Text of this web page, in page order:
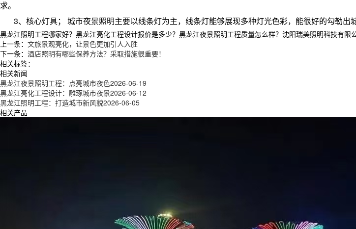
求。
3、核心灯具； 城市夜景照明主要以线条灯为主，线条灯能够展现多种灯光色彩，能很好的勾勒出
黑龙江照明工程哪家好？黑龙江亮化工程设计报价是多少？黑龙江夜景照明工程质量怎么样？沈阳瑞美照明科技有
上一条： 文旅景观亮化，让景色更加引人入胜
下一条： 酒店照明有哪些保养方法？采取措施很重要！
相关标签：
相关新闻
黑龙江夜景照明工程：点亮城市夜色2026-06-19
黑龙江亮化工程设计：雕琢城市夜景2026-06-12
黑龙江照明工程：打造城市新风貌2026-06-05
相关产品